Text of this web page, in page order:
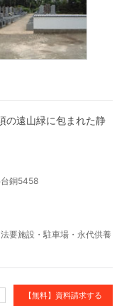
の遠山緑に包まれた静
銅5458
法要施設 ・ 駐車場 ・ 永代供養
【無料】資料請求する